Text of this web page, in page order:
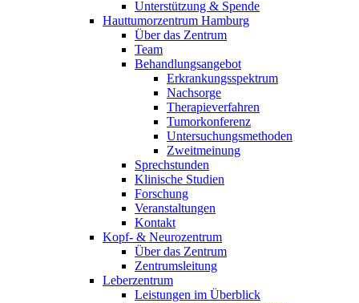
Unterstützung & Spende
Hauttumorzentrum Hamburg
Über das Zentrum
Team
Behandlungsangebot
Erkrankungsspektrum
Nachsorge
Therapieverfahren
Tumorkonferenz
Untersuchungsmethoden
Zweitmeinung
Sprechstunden
Klinische Studien
Forschung
Veranstaltungen
Kontakt
Kopf- & Neurozentrum
Über das Zentrum
Zentrumsleitung
Leberzentrum
Leistungen im Überblick